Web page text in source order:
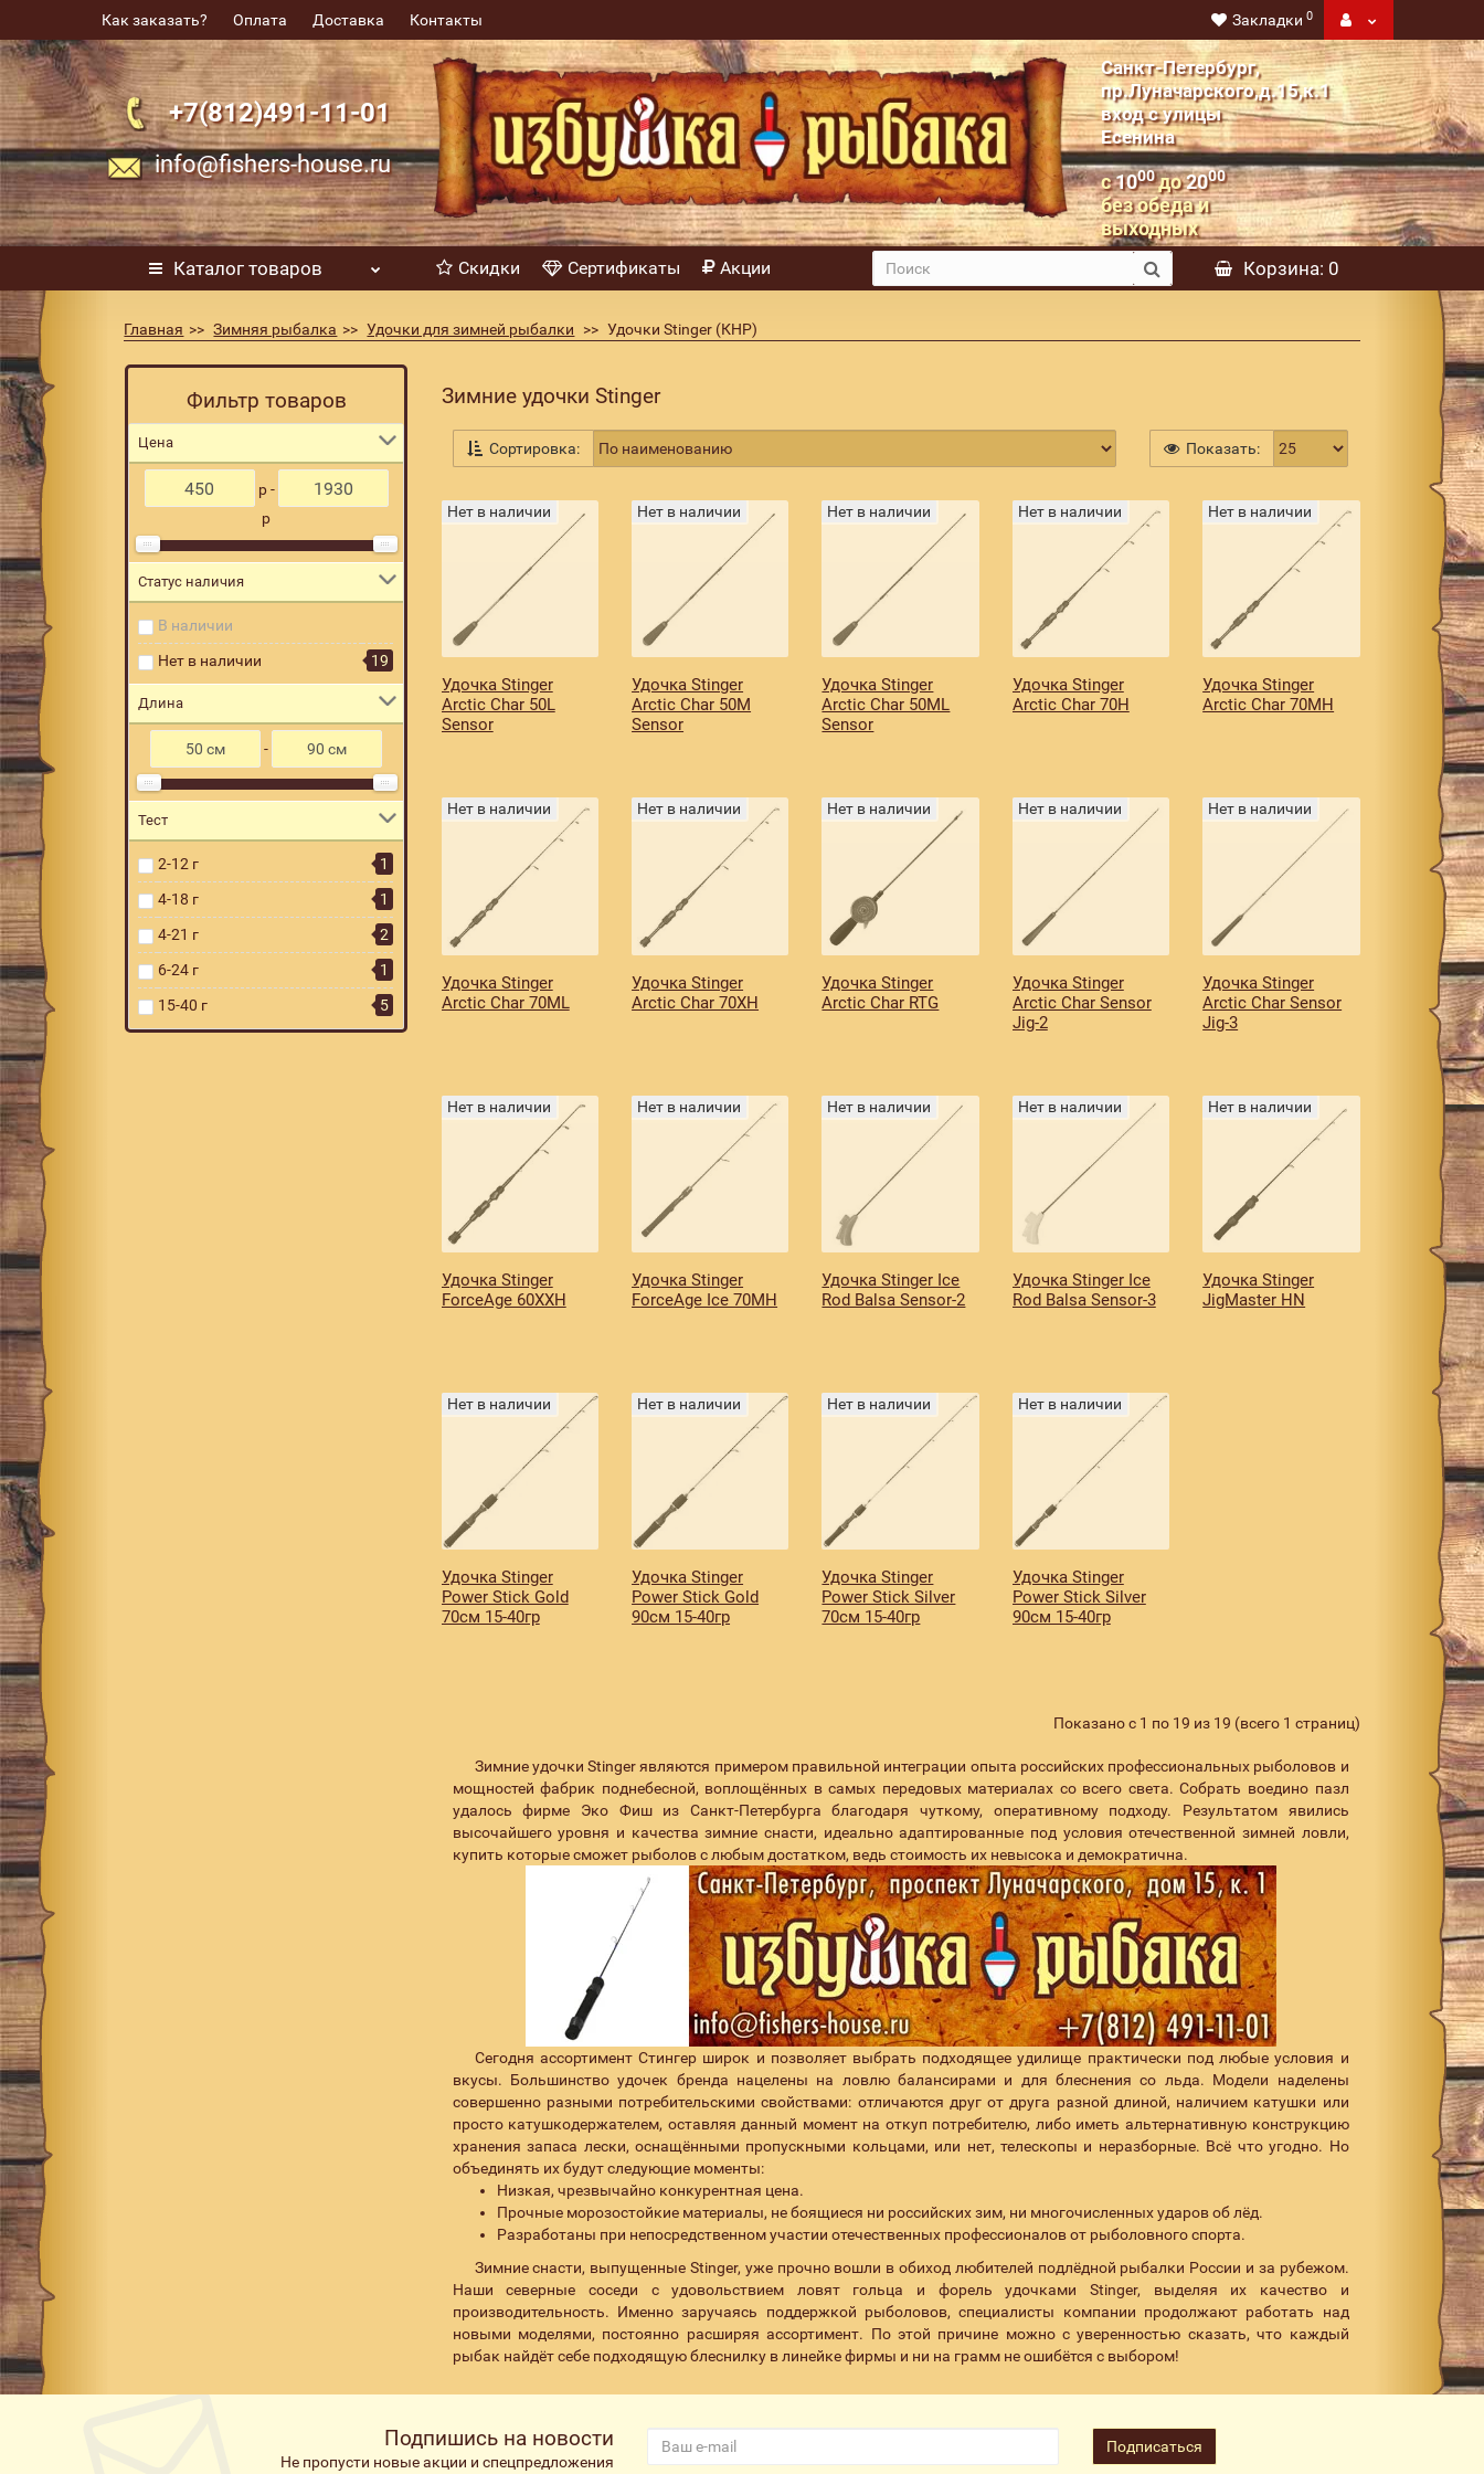
Как заказать? Оплата Доставка Контакты Закладки 0
+7(812)491-11-01
info@fishers-house.ru
Санкт-Петербург,
пр.Луначарского,д.15,к.1
вход с улицы
Есенина
с1000до2000
без обеда и
выходных
Каталог товаров Скидки Сертификаты Акции Корзина: 0
Главная Зимняя рыбалка Удочки для зимней рыбалки Удочки Stinger (КНР)
Фильтр товаров
Цена
р -
р
Статус наличия
В наличии
Нет в наличии
19
Длина
-
Тест
2-12 г
1
4-18 г
1
4-21 г
2
6-24 г
1
15-40 г
5
Зимние удочки Stinger
Сортировка: Показать:
Нет в наличии
Удочка Stinger
Arctic Char 50L
Sensor
Нет в наличии
Удочка Stinger
Arctic Char 50M
Sensor
Нет в наличии
Удочка Stinger
Arctic Char 50ML
Sensor
Нет в наличии
Удочка Stinger
Arctic Char 70H
Нет в наличии
Удочка Stinger
Arctic Char 70MH
Нет в наличии
Удочка Stinger
Arctic Char 70ML
Нет в наличии
Удочка Stinger
Arctic Char 70XH
Нет в наличии
Удочка Stinger
Arctic Char RTG
Нет в наличии
Удочка Stinger
Arctic Char Sensor
Jig-2
Нет в наличии
Удочка Stinger
Arctic Char Sensor
Jig-3
Нет в наличии
Удочка Stinger
ForceAge 60XXH
Нет в наличии
Удочка Stinger
ForceAge Ice 70MH
Нет в наличии
Удочка Stinger Ice
Rod Balsa Sensor-2
Нет в наличии
Удочка Stinger Ice
Rod Balsa Sensor-3
Нет в наличии
Удочка Stinger
JigMaster HN
Нет в наличии
Удочка Stinger
Power Stick Gold
70см 15-40гр
Нет в наличии
Удочка Stinger
Power Stick Gold
90см 15-40гр
Нет в наличии
Удочка Stinger
Power Stick Silver
70см 15-40гр
Нет в наличии
Удочка Stinger
Power Stick Silver
90см 15-40гр
Показано с 1 по 19 из 19 (всего 1 страниц)
Зимние удочки Stinger являются примером правильной интеграции опыта российских профессиональных рыболовов и
мощностей фабрик поднебесной, воплощённых в самых передовых материалах со всего света. Собрать воедино пазл
удалось фирме Эко Фиш из Санкт-Петербурга благодаря чуткому, оперативному подходу. Результатом явились
высочайшего уровня и качества зимние снасти, идеально адаптированные под условия отечественной зимней ловли,
купить которые сможет рыболов с любым достатком, ведь стоимость их невысока и демократична.
Сегодня ассортимент Стингер широк и позволяет выбрать подходящее удилище практически под любые условия и
вкусы. Большинство удочек бренда нацелены на ловлю балансирами и для блеснения со льда. Модели наделены
совершенно разными потребительскими свойствами: отличаются друг от друга разной длиной, наличием катушки или
просто катушкодержателем, оставляя данный момент на откуп потребителю, либо иметь альтернативную конструкцию
хранения запаса лески, оснащёнными пропускными кольцами, или нет, телескопы и неразборные. Всё что угодно. Но
объединять их будут следующие моменты:
Низкая, чрезвычайно конкурентная цена.
Прочные морозостойкие материалы, не боящиеся ни российских зим, ни многочисленных ударов об лёд.
Разработаны при непосредственном участии отечественных профессионалов от рыболовного спорта.
Зимние снасти, выпущенные Stinger, уже прочно вошли в обиход любителей подлёдной рыбалки России и за рубежом.
Наши северные соседи с удовольствием ловят гольца и форель удочками Stinger, выделяя их качество и
производительность. Именно заручаясь поддержкой рыболовов, специалисты компании продолжают работать над
новыми моделями, постоянно расширяя ассортимент. По этой причине можно с уверенностью сказать, что каждый
рыбак найдёт себе подходящую блеснилку в линейке фирмы и ни на грамм не ошибётся с выбором!
Подпишись на новости
Не пропусти новые акции и спецпредложения
Подписаться